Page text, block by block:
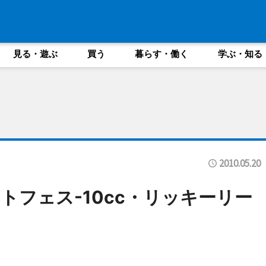
見る・遊ぶ 買う 暮らす・働く 学ぶ・知る
2010.05.20
フェス-10cc・リッキーリー